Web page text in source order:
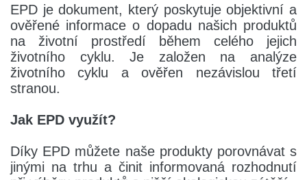
EPD je dokument, který poskytuje objektivní a
ověřené informace o dopadu našich produktů
na životní prostředí během celého jejich
životního cyklu. Je založen na analýze
životního cyklu a ověřen nezávislou třetí
stranou.
Jak EPD využít?
Díky EPD můžete naše produkty porovnávat s
jinými na trhu a činit informovaná rozhodnutí